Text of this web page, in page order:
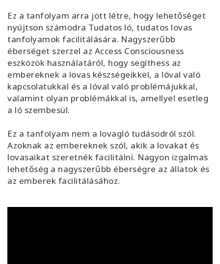
More
Hírek
KAPCSOLAT
KERESÉS
Ez a tanfolyam arra jött létre, hogy lehetőséget
nyújtson számodra Tudatos ló, tudatos lovas
tanfolyamok facilitálására. Nagyszerűbb
éberséget szerzel az Access Consciousness
eszközök használatáról, hogy segíthess az
embereknek a lovas készségeikkel, a lóval való
kapcsolatukkal és a lóval való problémájukkal,
valamint olyan problémákkal is, amellyel esetleg
a ló szembesül.
Ez a tanfolyam nem a lovagló tudásodról szól.
Azoknak az embereknek szól, akik a lovakat és
lovasaikat szeretnék facilitálni. Nagyon izgalmas
lehetőség a nagyszerűbb éberségre az állatok és
az emberek facilitálásához.